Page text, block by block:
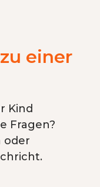
einer
Kind
Fragen?
oder